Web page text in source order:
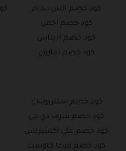
كود خصم اتش اند ام
كود خصم اجمل
كود خصم اديداس
كود خصم امازون
كود خصم سنتربوينت
كود خصم شرف دي جي
كود خصم علي اكسبريس
كود خصم فوغا كلوست